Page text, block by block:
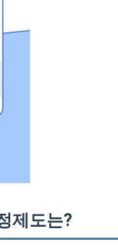
제도는?